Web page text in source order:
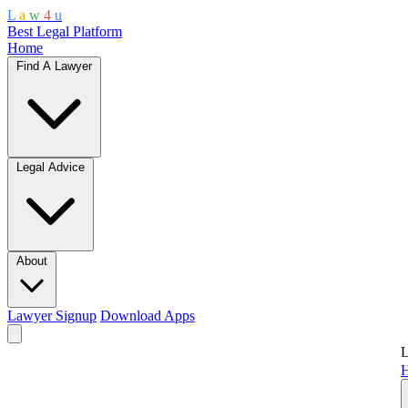
L a w 4 u
Best Legal Platform
Home
Find A Lawyer
Legal Advice
About
Lawyer Signup Download Apps